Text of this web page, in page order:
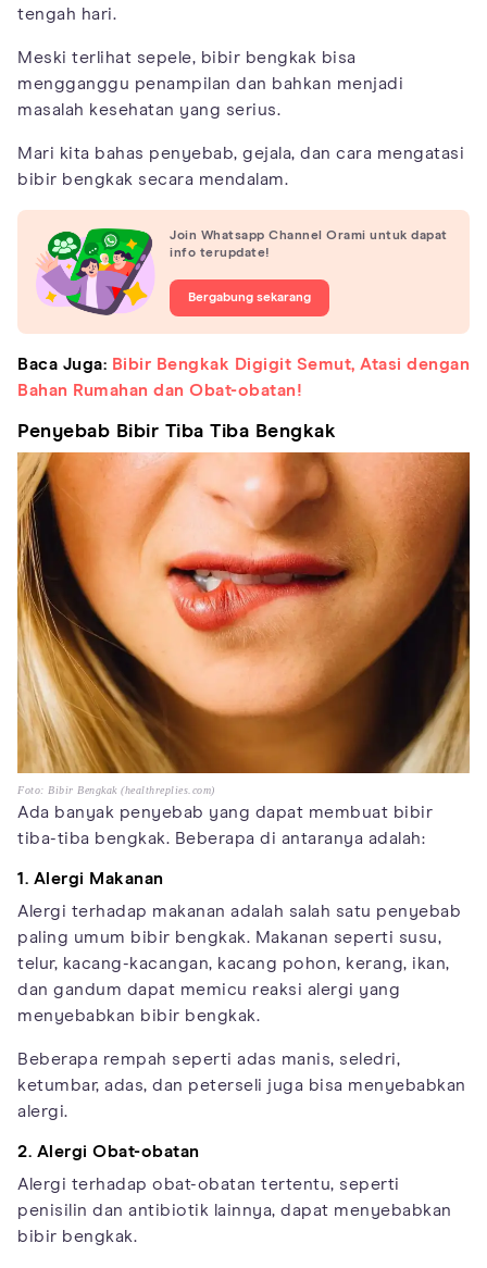
tengah hari.
Meski terlihat sepele, bibir bengkak bisa
mengganggu penampilan dan bahkan menjadi
masalah kesehatan yang serius.
Mari kita bahas penyebab, gejala, dan cara mengatasi
bibir bengkak secara mendalam.
Join Whatsapp Channel Orami untuk dapat
info terupdate!
Bergabung sekarang
Baca Juga: Bibir Bengkak Digigit Semut, Atasi dengan
Bahan Rumahan dan Obat-obatan!
Penyebab Bibir Tiba Tiba Bengkak
Foto: Bibir Bengkak (healthreplies.com)
Ada banyak penyebab yang dapat membuat bibir
tiba-tiba bengkak. Beberapa di antaranya adalah:
1. Alergi Makanan
Alergi terhadap makanan adalah salah satu penyebab
paling umum bibir bengkak. Makanan seperti susu,
telur, kacang-kacangan, kacang pohon, kerang, ikan,
dan gandum dapat memicu reaksi alergi yang
menyebabkan bibir bengkak.
Beberapa rempah seperti adas manis, seledri,
ketumbar, adas, dan peterseli juga bisa menyebabkan
alergi.
2. Alergi Obat-obatan
Alergi terhadap obat-obatan tertentu, seperti
penisilin dan antibiotik lainnya, dapat menyebabkan
bibir bengkak.